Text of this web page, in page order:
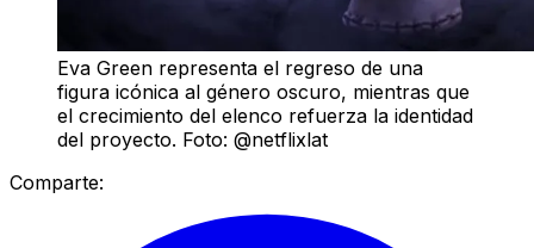
Eva Green representa el regreso de una
figura icónica al género oscuro, mientras que
el crecimiento del elenco refuerza la identidad
del proyecto. Foto: @netflixlat
Comparte: